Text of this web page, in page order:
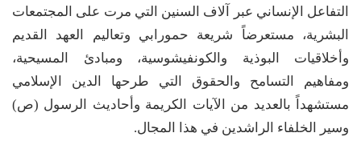
التفاعل الإنساني عبر آلاف السنين التي مرت على المجتمعات
البشرية، مستعرضاً شريعة حمورابي وتعاليم العهد القديم
وأخلاقيات البوذية والكونفيشوسية، ومبادئ المسيحية،
ومفاهيم التسامح والحقوق التي طرحها الدين الإسلامي
مستشهداً بالعديد من الآيات الكريمة وأحاديث الرسول (ص)
وسير الخلفاء الراشدين في هذا المجال.